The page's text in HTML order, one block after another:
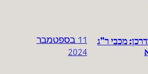
מכבי ר"ג
11 בספטמבר
2024